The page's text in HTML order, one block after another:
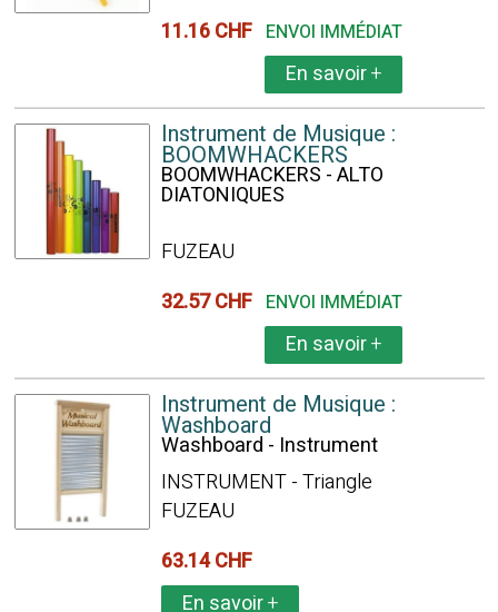
11.16 CHF ENVOI IMMÉDIAT
En savoir+
Instrument de Musique :
BOOMWHACKERS
BOOMWHACKERS - ALTO
DIATONIQUES
FUZEAU
32.57 CHF ENVOI IMMÉDIAT
En savoir+
Instrument de Musique :
Washboard
Washboard - Instrument
INSTRUMENT - Triangle
FUZEAU
63.14 CHF
En savoir+